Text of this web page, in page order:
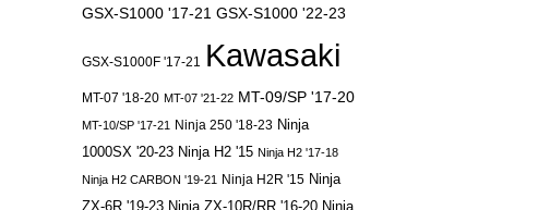
GSX-S1000 '17-21 GSX-S1000 '22-23
GSX-S1000F '17-21 Kawasaki
MT-07 '18-20 MT-07 '21-22 MT-09/SP '17-20
MT-10/SP '17-21 Ninja 250 '18-23 Ninja
1000SX '20-23 Ninja H2 '15 Ninja H2 '17-18
Ninja H2 CARBON '19-21 Ninja H2R '15 Ninja
ZX-6R '19-23 Ninja ZX-10R/RR '16-20 Ninja